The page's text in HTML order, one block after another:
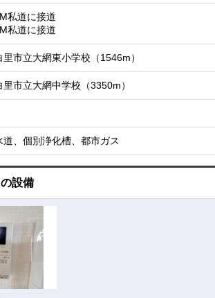
私道に接道
私道に接道
里市立大網東小学校（1546m）
里市立大網中学校（3350m）
道、個別浄化槽、都市ガス
設備